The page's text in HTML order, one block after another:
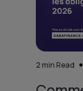
2 min Read